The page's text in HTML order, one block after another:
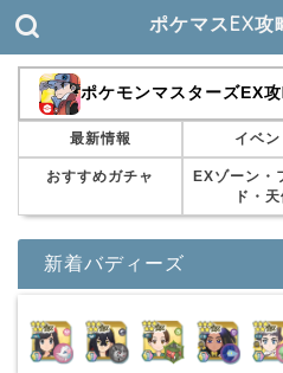
ポケマスEX攻
ポケモンマスターズEX
最新情報 イベン
おすすめガチャ
EXゾーン・
ド・
新着バディーズ